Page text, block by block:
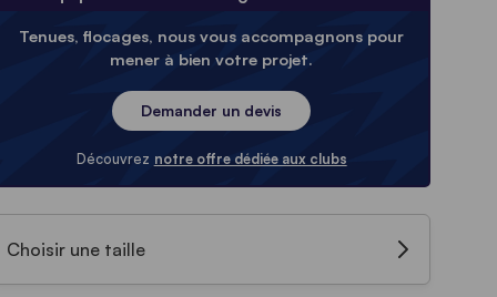
Tenues, flocages, nous vous accompagnons pour
mener à bien votre projet.
Demander un devis
Découvrez notre offre dédiée aux clubs
Choisir une taille